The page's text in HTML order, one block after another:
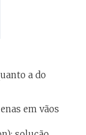
a do
em vãos